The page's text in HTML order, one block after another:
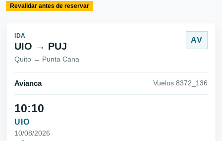
Revalidar antes de reservar
IDA
UIO → PUJ
Quito → Punta Cana
AV
Avianca Vuelos 8372_136
10:10
UIO
10/08/2026